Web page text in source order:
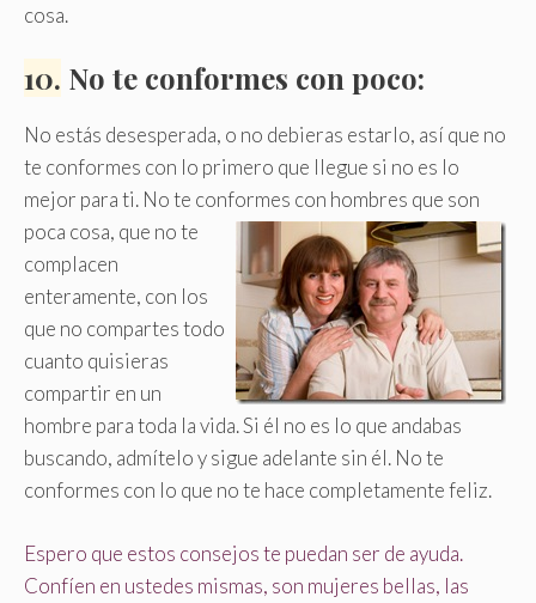
cosa.
10. No te conformes con poco:
No estás desesperada, o no debieras estarlo, así que no
te conformes con lo primero que llegue si no es lo
mejor para ti. No te conformes con hombres que son
poca cosa, que no te
complacen
enteramente, con los
que no compartes todo
cuanto quisieras
compartir en un
hombre para toda la vida. Si él no es lo que andabas
buscando, admítelo y sigue adelante sin él. No te
conformes con lo que no te hace completamente feliz.
Espero que estos consejos te puedan ser de ayuda.
Confíen en ustedes mismas, son mujeres bellas, las